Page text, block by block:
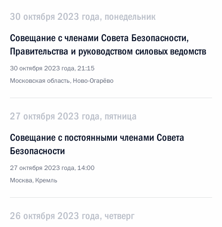
30 октября 2023 года, понедельник
Совещание с членами Совета Безопасности,
Правительства и руководством силовых ведомств
30 октября 2023 года, 21:15
Московская область, Ново-Огарёво
27 октября 2023 года, пятница
Совещание с постоянными членами Совета
Безопасности
27 октября 2023 года, 14:00
Москва, Кремль
26 октября 2023 года, четверг